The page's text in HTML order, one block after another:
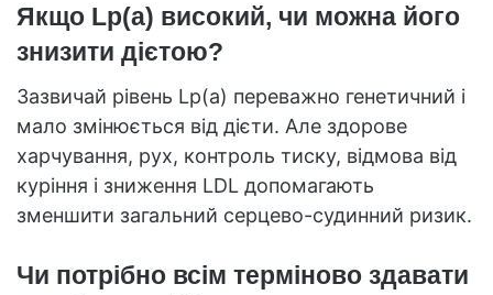
Якщо Lp(a) високий, чи можна його
знизити дієтою?
Зазвичай рівень Lp(a) переважно генетичний і
мало змінюється від дієти. Але здорове
харчування, рух, контроль тиску, відмова від
куріння і зниження LDL допомагають
зменшити загальний серцево-судинний ризик.
Чи потрібно всім терміново здавати